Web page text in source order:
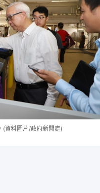
(資料圖片/政府新聞處)